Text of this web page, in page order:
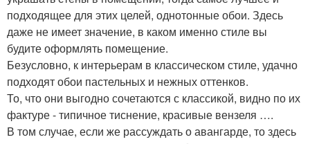
подходящее для этих целей, однотонные обои. Здесь
даже не имеет значение, в каком именно стиле вы
будите оформлять помещение.
Безусловно, к интерьерам в классическом стиле, удачно
подходят обои пастельных и нежных оттенков.
То, что они выгодно сочетаются с классикой, видно по их
фактуре - типичное тиснение, красивые вензеля ….
В том случае, если же рассуждать о авангарде, то здесь